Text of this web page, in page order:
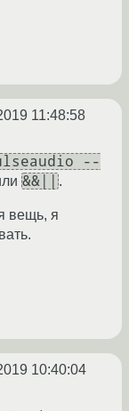
11:48:58
--
&&|| .
вещь, я
10:40:04